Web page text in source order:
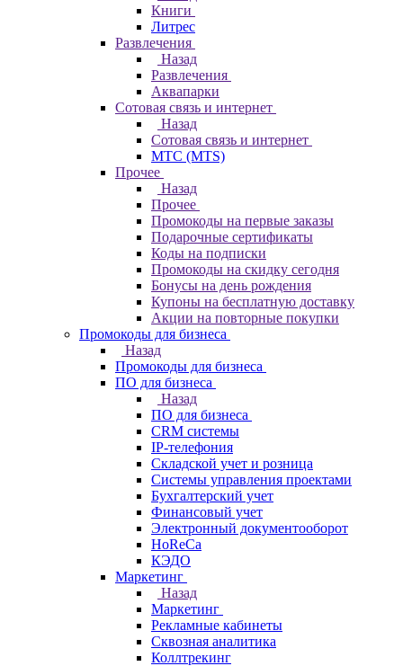
Книги
Литрес
Развлечения
Назад
Развлечения
Аквапарки
Сотовая связь и интернет
Назад
Сотовая связь и интернет
МТС (MTS)
Прочее
Назад
Прочее
Промокоды на первые заказы
Подарочные сертификаты
Коды на подписки
Промокоды на скидку сегодня
Бонусы на день рождения
Купоны на бесплатную доставку
Акции на повторные покупки
Промокоды для бизнеса
Назад
Промокоды для бизнеса
ПО для бизнеса
Назад
ПО для бизнеса
CRM системы
IP-телефония
Складской учет и розница
Системы управления проектами
Бухгалтерский учет
Финансовый учет
Электронный документооборот
HoReCa
КЭДО
Маркетинг
Назад
Маркетинг
Рекламные кабинеты
Cквозная аналитика
Коллтрекинг